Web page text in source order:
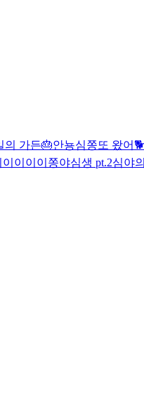
의 가든🎂안뇽심쫑또 왔어🐕
이이이 쫑야심생 pt.2심야